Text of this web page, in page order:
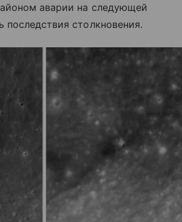
аварии на следующей
последствия столкновения.